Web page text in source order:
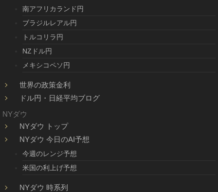
南アフリカランド円
ブラジルレアル円
トルコリラ円
NZドル円
メキシコペソ円
世界の政策金利
ドル円・日経平均ブログ
NYダウ
NYダウ トップ
NYダウ 今日のAI予想
今週のレンジ予想
米国の利上げ予想
NYダウ 時系列